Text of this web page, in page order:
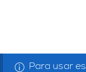
Para usar